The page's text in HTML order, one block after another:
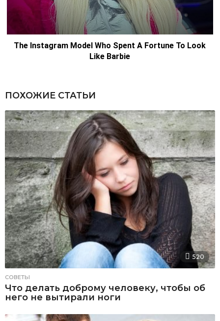
ПОХОЖИЕ СТАТЬИ
520
СОВЕТЫ
Что делать доброму человеку, чтобы об
него не вытирали ноги